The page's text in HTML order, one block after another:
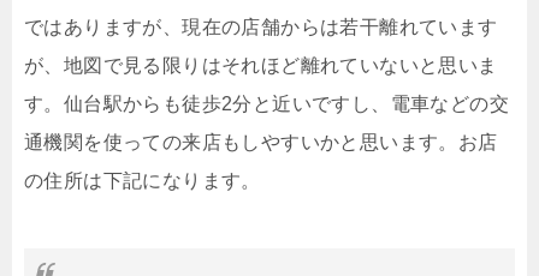
ではありますが、現在の店舗からは若干離れています
が、地図で見る限りはそれほど離れていないと思いま
す。仙台駅からも徒歩2分と近いですし、電車などの交
通機関を使っての来店もしやすいかと思います。お店
の住所は下記になります。